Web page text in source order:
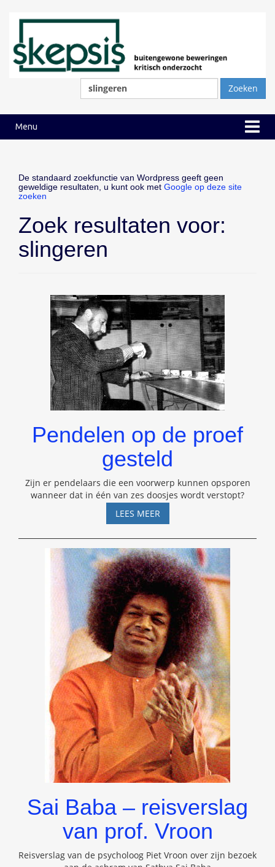
Zoeken
naar:
Menu
De standaard zoekfunctie van Wordpress geeft geen
geweldige resultaten, u kunt ook met Google op deze site
zoeken
Zoek resultaten voor:
slingeren
Pendelen op de proef
gesteld
Zijn er pendelaars die een voorwerp kunnen opsporen
wanneer dat in één van zes doosjes wordt verstopt?
LEES MEERPENDELEN
OP
DE
PROEF
GESTELD
Sai Baba – reisverslag
van prof. Vroon
Reisverslag van de psycholoog Piet Vroon over zijn bezoek